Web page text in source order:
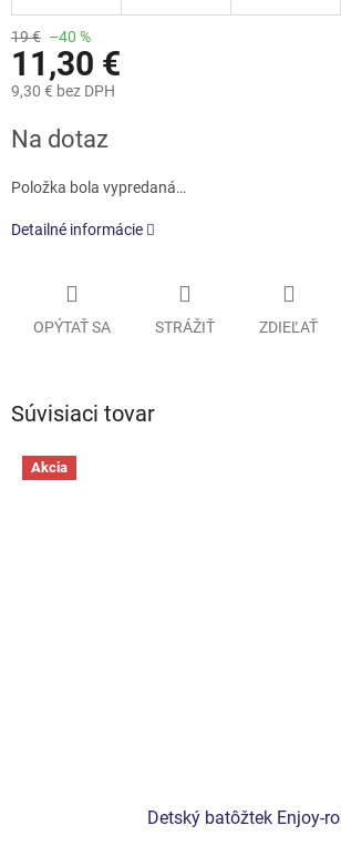
19 € –40 %
11,30 €
9,30 € bez DPH
cena:
Na dotaz
Položka bola vypredaná…
Detailné informácie
OPÝTAŤ SA STRÁŽIŤ ZDIEĽAŤ
Súvisiaci tovar
Akcia
Detský batôžtek Enjoy-roll